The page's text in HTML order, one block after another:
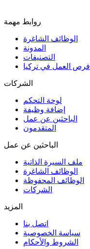
روابط مهمة
الوظائف الشاغرة
المدونة
التصنيفات
فرص العمل في تركيا
الشركات
لوحة التحكم
إضافة وظيفة
الباحثين عن عمل
المتقدمون
الباحثين عن عمل
ملف السيرة الذاتية
الوظائف الشاغرة
الوظائف المحفوظة
الشركات
المزيد
اتصل بنا
سياسة الخصوصية
الشروط والأحكام